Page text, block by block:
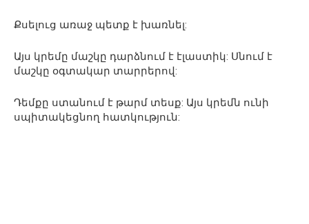
Քսելուց առաջ պետք է խառնել:
Այս կրեմը մաշկը դարձնում է էլաստիկ: Սնում է
մաշկը օգտակար տարրերով:
Դեմքը ստանում է թարմ տեսք: Այս կրեմն ունի
սպիտակեցնող հատկություն: